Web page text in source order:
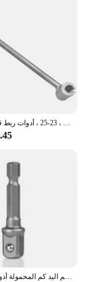
العالمي عزم الدوران وجع 7-19 مللي متر المقبس رئيس متعددة الوظائف العالمي كم اليد كم المحمولة أدوات مجموعة